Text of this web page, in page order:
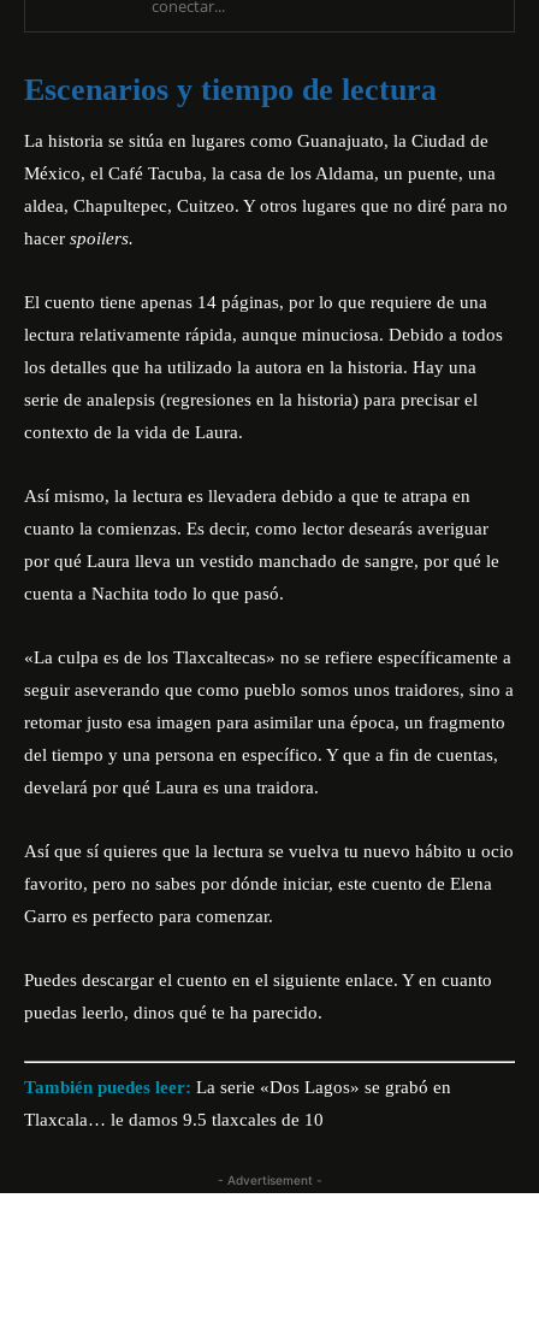
conectar...
Escenarios y tiempo de lectura
La historia se sitúa en lugares como Guanajuato, la Ciudad de
México, el Café Tacuba, la casa de los Aldama, un puente, una
aldea, Chapultepec, Cuitzeo. Y otros lugares que no diré para no
hacer spoilers.
El cuento tiene apenas 14 páginas, por lo que requiere de una
lectura relativamente rápida, aunque minuciosa. Debido a todos
los detalles que ha utilizado la autora en la historia. Hay una
serie de analepsis (regresiones en la historia) para precisar el
contexto de la vida de Laura.
Así mismo, la lectura es llevadera debido a que te atrapa en
cuanto la comienzas. Es decir, como lector desearás averiguar
por qué Laura lleva un vestido manchado de sangre, por qué le
cuenta a Nachita todo lo que pasó.
«La culpa es de los Tlaxcaltecas» no se refiere específicamente a
seguir aseverando que como pueblo somos unos traidores, sino a
retomar justo esa imagen para asimilar una época, un fragmento
del tiempo y una persona en específico. Y que a fin de cuentas,
develará por qué Laura es una traidora.
Así que sí quieres que la lectura se vuelva tu nuevo hábito u ocio
favorito, pero no sabes por dónde iniciar, este cuento de Elena
Garro es perfecto para comenzar.
Puedes descargar el cuento en el siguiente enlace. Y en cuanto
puedas leerlo, dinos qué te ha parecido.
También puedes leer: La serie «Dos Lagos» se grabó en
Tlaxcala… le damos 9.5 tlaxcales de 10
- Advertisement -